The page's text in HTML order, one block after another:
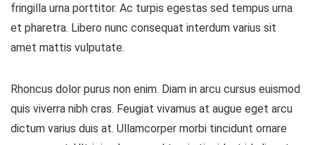
fringilla urna porttitor. Ac turpis egestas sed tempus urna
et pharetra. Libero nunc consequat interdum varius sit
amet mattis vulputate.
Rhoncus dolor purus non enim. Diam in arcu cursus euismod
quis viverra nibh cras. Feugiat vivamus at augue eget arcu
dictum varius duis at. Ullamcorper morbi tincidunt ornare